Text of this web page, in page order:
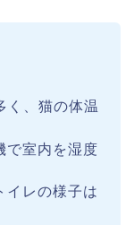
く、猫の体温
で室内を湿度
イレの様子は